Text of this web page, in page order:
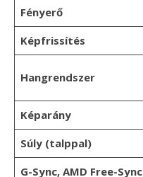
Fényerő
Képfrissítés
Hangrendszer
Képarány
Súly (talppal)
G-Sync, AMD Free-Sync